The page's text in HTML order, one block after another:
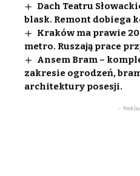
Dach Teatru
blask. Remont dobiega
Kraków ma prawie
metro. Ruszają prace
Ansem Bram –
zakresie ogrodzeń,
architektury posesji.
-